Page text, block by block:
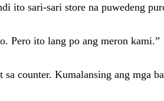
ito sari-sari store na puwedeng
Pero ito lang po ang meron kami.”
sa counter. Kumalansing ang mga